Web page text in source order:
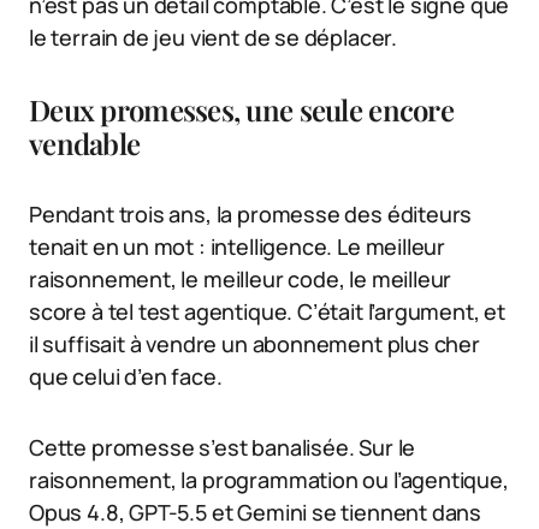
le terrain de jeu vient de se déplacer.
Deux promesses, une seule encore
vendable
Pendant trois ans, la promesse des éditeurs
tenait en un mot : intelligence. Le meilleur
raisonnement, le meilleur code, le meilleur
score à tel test agentique. C’était l’argument, et
il suffisait à vendre un abonnement plus cher
que celui d’en face.
Cette promesse s’est banalisée. Sur le
raisonnement, la programmation ou l’agentique,
Opus 4.8, GPT-5.5 et Gemini se tiennent dans